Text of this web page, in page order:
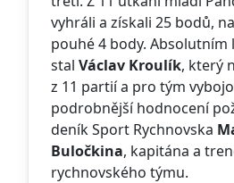
vyhráli a získali 25 bodů,
pouhé 4 body.
stal Václav Kroulík, který
z 11 partií a pro tým
podrobnější hodnocení
deník Sport Rychnovska
Buločkina, kapitána a
rychnovského týmu.